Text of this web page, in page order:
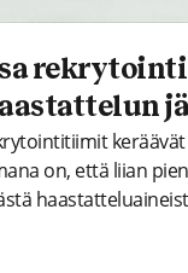
on, että liian
että se voi
hakijoiden